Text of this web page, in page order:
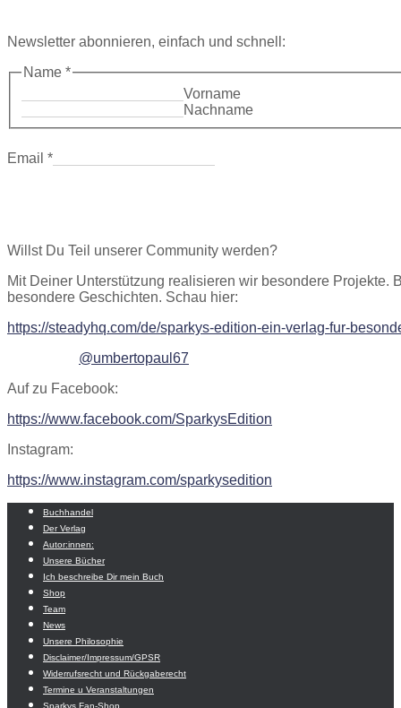
Newsletter abonnieren, einfach und schnell:
Name *
Vorname
Nachname
Email *
Willst Du Teil unserer Community werden?
Mit Deiner Unterstützung realisieren wir besondere Projekte.
besondere Geschichten. Schau hier:
https://steadyhq.com/de/sparkys-edition-ein-verlag-fur-
@umbertopaul67
Auf zu Facebook:
https://www.facebook.com/SparkysEdition
Instagram:
https://www.instagram.com/sparkysedition
Buchhandel
Der Verlag
Autor:innen:
Unsere Bücher
Ich beschreibe Dir mein Buch
Shop
Team
News
Unsere Philosophie
Disclaimer/Impressum/GPSR
Widerrufsrecht und Rückgaberecht
Termine u Veranstaltungen
Sparkys Fan-Shop